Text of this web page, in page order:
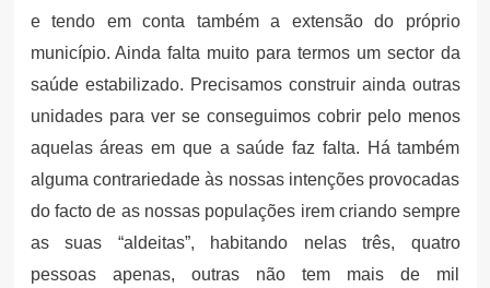
e tendo em conta também a extensão do próprio
município. Ainda falta muito para termos um sector da
saúde estabilizado. Precisamos construir ainda outras
unidades para ver se conseguimos cobrir pelo menos
aquelas áreas em que a saúde faz falta. Há também
alguma contrariedade às nossas intenções provocadas
do facto de as nossas populações irem criando sempre
as suas “aldeitas”, habitando nelas três, quatro
pessoas apenas, outras não tem mais de mil